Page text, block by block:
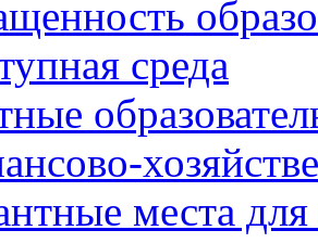
среда
места